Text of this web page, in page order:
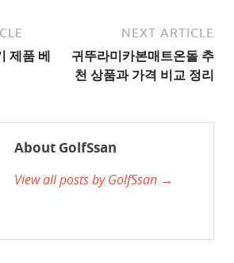
제품 베
NEXT ARTICLE
귀뚜라미카본매트온돌 추
천 상품과 가격 비교 정리
About GolfSsan
View all posts by GolfSsan →